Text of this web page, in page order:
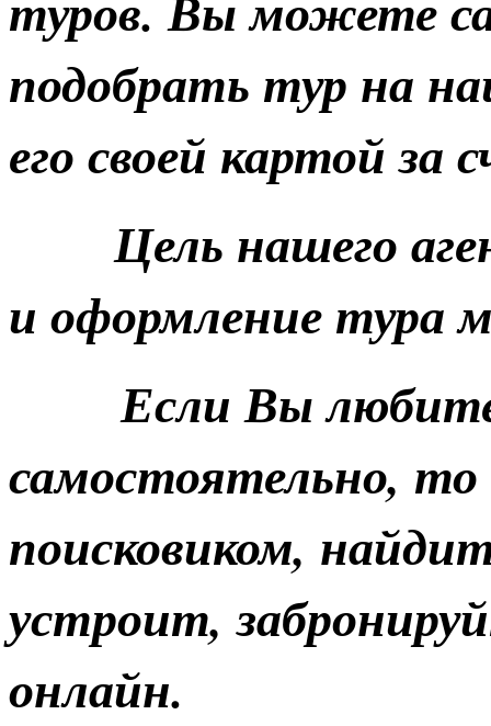
подобрать тур на
его своей картой
Цель нашего
и оформление тура
Если Вы любите
самостоятельно,
поисковиком,
устроит,
онлайн.